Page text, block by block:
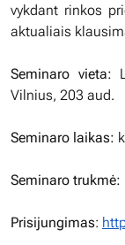
vykdant rinkos
aktualiais
Seminaro vieta:
Vilnius, 203 aud.
Seminaro laikas:
Seminaro trukmė:
Prisijungimas: